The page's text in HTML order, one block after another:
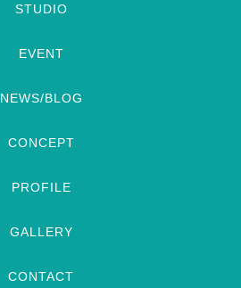
STUDIO
EVENT
NEWS/BLOG
CONCEPT
PROFILE
GALLERY
CONTACT